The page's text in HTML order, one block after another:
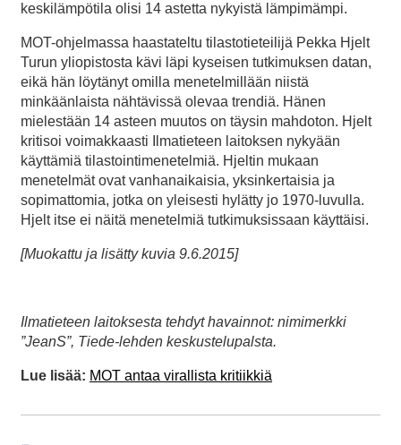
keskilämpötila olisi 14 astetta nykyistä lämpimämpi.
MOT-ohjelmassa haastateltu tilastotieteilijä Pekka Hjelt
Turun yliopistosta kävi läpi kyseisen tutkimuksen datan,
eikä hän löytänyt omilla menetelmillään niistä
minkäänlaista nähtävissä olevaa trendiä. Hänen
mielestään 14 asteen muutos on täysin mahdoton. Hjelt
kritisoi voimakkaasti Ilmatieteen laitoksen nykyään
käyttämiä tilastointimenetelmiä. Hjeltin mukaan
menetelmät ovat vanhanaikaisia, yksinkertaisia ja
sopimattomia, jotka on yleisesti hylätty jo 1970-luvulla.
Hjelt itse ei näitä menetelmiä tutkimuksissaan käyttäisi.
[Muokattu ja lisätty kuvia 9.6.2015]
Ilmatieteen laitoksesta tehdyt havainnot: nimimerkki
”JeanS”, Tiede-lehden keskustelupalsta.
Lue lisää: MOT antaa virallista kritiikkiä